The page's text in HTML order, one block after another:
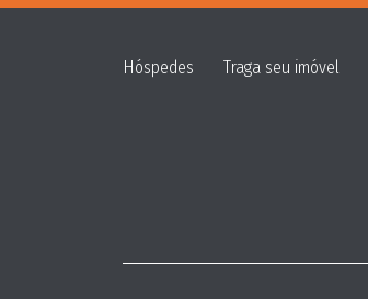
Hóspedes Traga seu imóvel